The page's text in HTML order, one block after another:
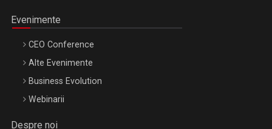
Evenimente
CEO Conference
Alte Evenimente
Business Evolution
Webinarii
Despre noi